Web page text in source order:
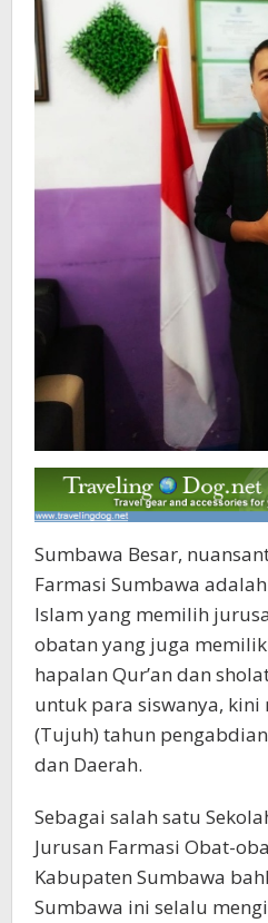
Sumbawa Besar,
Farmasi Sumbawa
Islam yang memilih
obatan yang juga
hapalan Qur’an dan
untuk para siswanya, kini
(Tujuh) tahun
dan Daerah.
Sebagai salah satu
Jurusan Farmasi Obat-
Kabupaten Sumbawa
Sumbawa ini selalu